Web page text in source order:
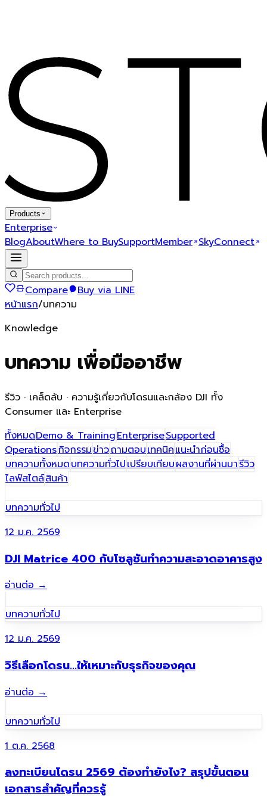
Products
Enterprise
BlogAboutWhere to BuySupportMember SkyConnect
Compare
Buy via LINE
หน้าแรก/บทความ
Knowledge
บทความ เพื่อมืออาชีพ
รีวิว · เคล็ดลับ · ความรู้เกี่ยวกับโดรนและกล้อง DJI ทั้ง
Consumer และ Enterprise
ทั้งหมดDemo & TrainingEnterpriseSupported
Operationsกิจกรรมข่าวถามตอบเทคนิคแนะนำก่อนซื้อ
บทความทั้งหมดบทความทั่วไปเปรียบเทียบผลงานที่ผ่านมา​รีวิว
ไลฟ์สไตล์สินค้า
บทความทั่วไป
12 ม.ค. 2569
DJI Matrice 400 กับโซลูชันทำความสะอาดอาคารสูง
อ่านต่อ→
บทความทั่วไป
12 ม.ค. 2569
วิธีเลือกโดรน...ให้เหมาะกับธุรกิจของคุณ
อ่านต่อ →
บทความทั่วไป
1 ต.ค. 2568
ลงทะเบียนโดรน 2569 ต้องทำยังไง? สรุปขั้นตอน
เอกสารสำคัญที่ควรรู้